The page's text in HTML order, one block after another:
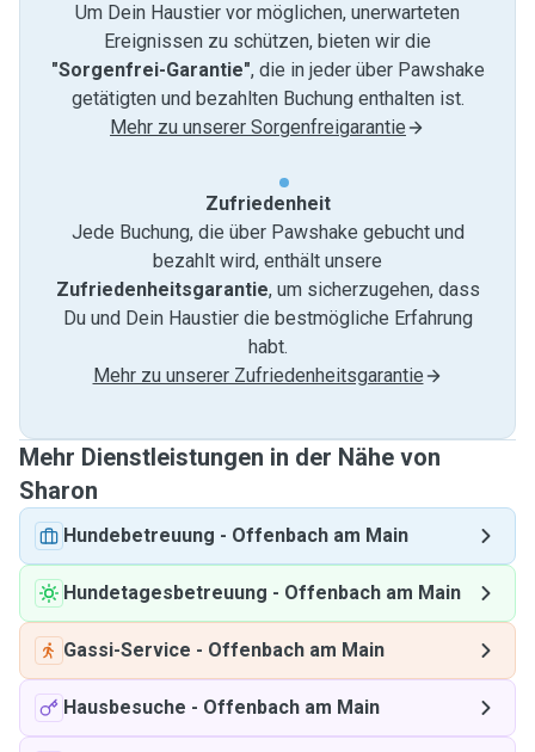
Um Dein Haustier vor möglichen, unerwarteten
Ereignissen zu schützen, bieten wir die
"Sorgenfrei-Garantie", die in jeder über Pawshake
getätigten und bezahlten Buchung enthalten ist.
Mehr zu unserer Sorgenfreigarantie
Zufriedenheit
Jede Buchung, die über Pawshake gebucht und
bezahlt wird, enthält unsere
Zufriedenheitsgarantie, um sicherzugehen, dass
Du und Dein Haustier die bestmögliche Erfahrung
habt.
Mehr zu unserer Zufriedenheitsgarantie
Mehr Dienstleistungen in der Nähe von
Sharon
Hundebetreuung - Offenbach am Main
Hundetagesbetreuung - Offenbach am Main
Gassi-Service - Offenbach am Main
Hausbesuche - Offenbach am Main